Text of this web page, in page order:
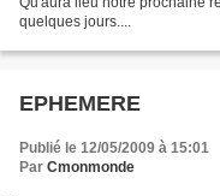
quelques jours....
EPHEMERE
Publié le 12/05/2009 à 15:01
Par Cmonmonde